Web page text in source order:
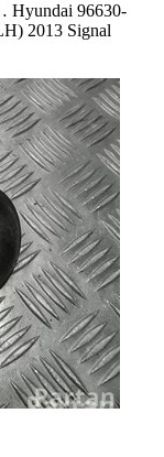
Hyundai 96630-
2013 Signal